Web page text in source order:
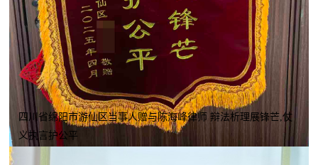
四川省绵阳市游仙区当事人赠与陈海峰律师 辩法析理展锋芒,仗
义执言护公平